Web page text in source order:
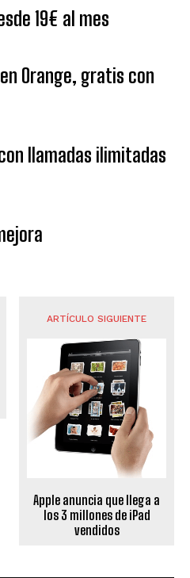
19€ al mes
Orange, gratis con
llamadas ilimitadas
ARTÍCULO SIGUIENTE
Apple anuncia que llega a
los 3 millones de iPad
vendidos